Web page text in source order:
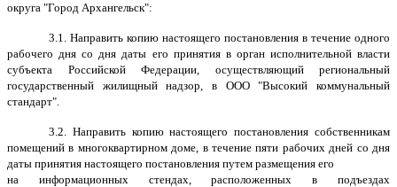
округа "Город Архангельск":
3.1. Направить копию настоящего постановления в течение одного
рабочего дня со дня даты его принятия в орган исполнительной власти
субъекта Российской Федерации, осуществляющий региональный
государственный жилищный надзор, в ООО"Высокий коммунальный
стандарт".
3.2. Направить копию настоящего постановления собственникам
помещений в многоквартирном доме, в течение пяти рабочих дней со дня
даты принятия настоящего постановления путем размещения его
на информационных стендах, расположенных в подъездах